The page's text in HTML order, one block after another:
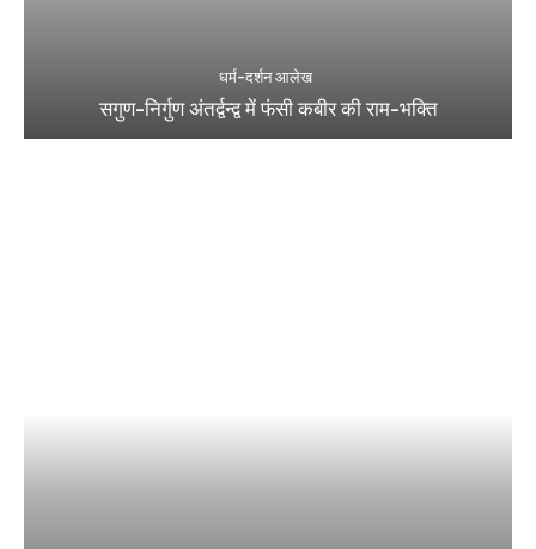
धर्म-दर्शन आलेख
सगुण-निर्गुण अंतर्द्वन्द्व में फंसी कबीर की राम-भक्ति